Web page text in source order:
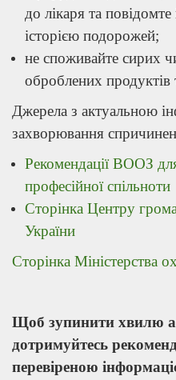
до лікаря та
історією подорожей;
не споживайте сирих
оброблених
Джерела з актуальною
захворювання
Рекомендації ВООЗ
професійної спільноти
Сторінка Центру
України
Сторінка Міністерства
Щоб зупинити хвилю
дотримуйтесь
перевіреною